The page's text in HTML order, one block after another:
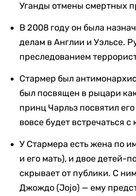
Уганды отмены смертных
В 2008 году он была
делам в Англии и Уэльсе.
преследованием
Стармер был
был посвящен в рыцари
принц Чарльз посвятил его
вовсе будет встречаться
У Стармера есть жена по
и его мать), и двое детей-
скрывает от публики. С
Джождо (Jojo) — ему